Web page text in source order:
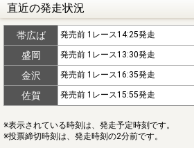
直近の発走状況
帯広ば 発売前 1レース14:25発走
盛岡 発売前 1レース13:30発走
金沢 発売前 1レース16:35発走
佐賀 発売前 1レース15:55発走
※表示されている時刻は、発走予定時刻です。
※投票締切時刻は、発走時刻の2分前です。